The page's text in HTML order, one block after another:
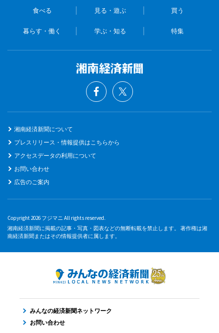
食べる 見る・遊ぶ 買う
暮らす・働く 学ぶ・知る 特集
湘南経済新聞について
プレスリリース・情報提供はこちらから
アクセスデータの利用について
お問い合わせ
広告のご案内
Copyright 2026 フジマニ All rights reserved.
湘南経済新聞に掲載の記事・写真・図表などの無断転載を禁止します。 著作権は湘
南経済新聞またはその情報提供者に属します。
みんなの経済新聞ネットワーク
お問い合わせ